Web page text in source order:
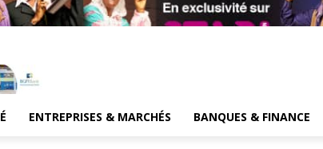
ENTREPRISES & MARCHÉS BANQUES & FINANCE